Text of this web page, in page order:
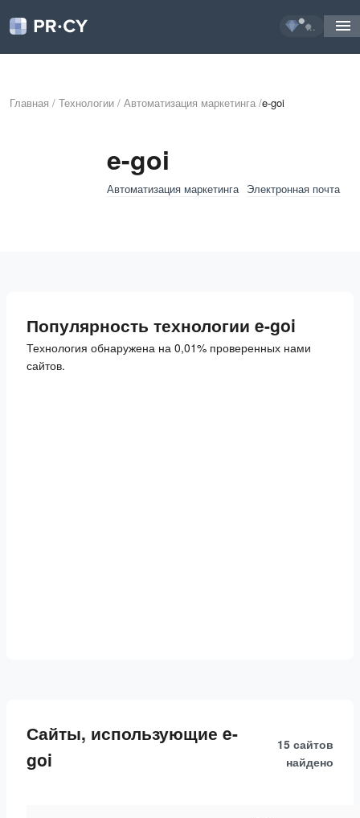
...
Главная / Технологии / Автоматизация маркетинга /e-goi
e-goi
Автоматизация маркетинга Электронная почта
Популярность технологии e-goi
Технология обнаружена на 0,01% проверенных нами
сайтов.
Сайты, использующие e-
goi
15 сайтов
найдено